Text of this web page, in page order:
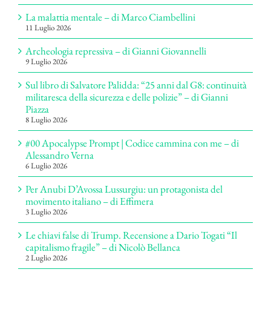
La malattia mentale – di Marco Ciambellini
11 Luglio 2026
Archeologia repressiva – di Gianni Giovannelli
9 Luglio 2026
Sul libro di Salvatore Palidda: “25 anni dal G8: continuità
militaresca della sicurezza e delle polizie” – di Gianni
Piazza
8 Luglio 2026
#00 Apocalypse Prompt | Codice cammina con me – di
Alessandro Verna
6 Luglio 2026
Per Anubi D’Avossa Lussurgiu: un protagonista del
movimento italiano – di Effimera
3 Luglio 2026
Le chiavi false di Trump. Recensione a Dario Togati “Il
capitalismo fragile” – di Nicolò Bellanca
2 Luglio 2026